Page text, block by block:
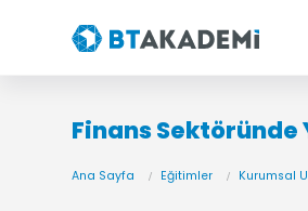
Finans Sektöründe
Ana Sayfa Eğitimler Kurumsal